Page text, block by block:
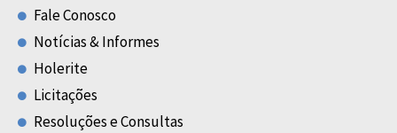
Fale Conosco
Notícias & Informes
Holerite
Licitações
Resoluções e Consultas